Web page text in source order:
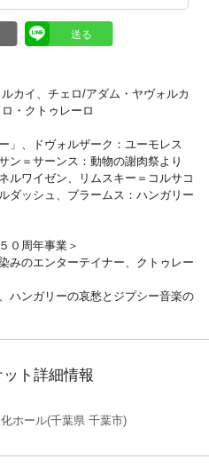
カイ、チェロ/アダム・ヤヴォルカ
・クトゥレーロ
」、ドヴォルザーク：ユーモレス
ン＝サーンス：動物の謝肉祭より
ルワイゼン、リムスキー＝コルサコ
ダッシュ、ブラームス：ハンガリー
０周年事業＞
みのエンターテイナー、クトゥレー
ハンガリーの哀愁とジプシー音楽の
ト詳細情報
ホール(千葉県 千葉市)